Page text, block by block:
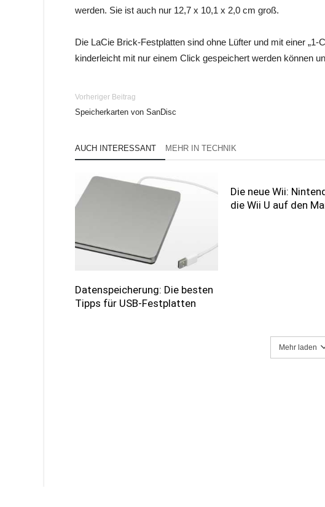
werden. Sie ist auch nur 12,7 x 10,1 x 2,0 cm groß.
Die LaCie Brick-Festplatten sind ohne Lüfter und mit einer
kinderleicht mit nur einem Click gespeichert werden können
Vorheriger Beitrag
Speicherkarten von SanDisc
AUCH INTERESSANT MEHR IN TECHNIK
Datenspeicherung: Die besten
Tipps für USB-Festplatten
Die neue Wii:
die Wii U auf den
Mehr laden